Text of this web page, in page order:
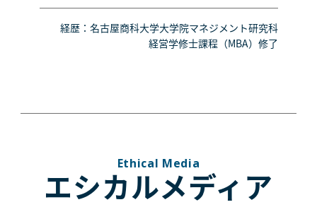
経歴：名古屋商科大学大学院マネジメント研究科
経営学修士課程（MBA）修了
Ethical Media
エシカルメディア